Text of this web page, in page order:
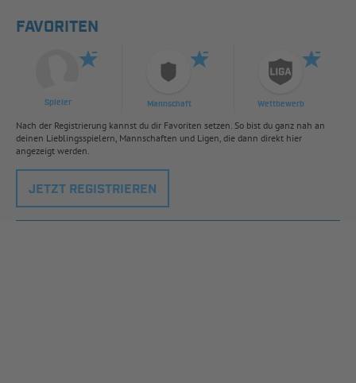
FAVORITEN
Spieler Mannschaft Wettbewerb
Nach der Registrierung kannst du dir Favoriten setzen. So bist du ganz nah an
deinen Lieblingsspielern, Mannschaften und Ligen, die dann direkt hier
angezeigt werden.
JETZT REGISTRIEREN